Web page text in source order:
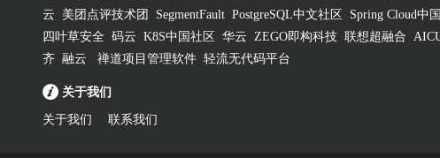
云
美团点评技术团 SegmentFault PostgreSQL中文社区 Spring Cloud中
四叶草安全 码云 K8S中国社区 华云 ZEGO即构科技 联想超融合
齐 融云 禅道项目管理软件 轻流无代码平台
关于我们
关于我们 联系我们